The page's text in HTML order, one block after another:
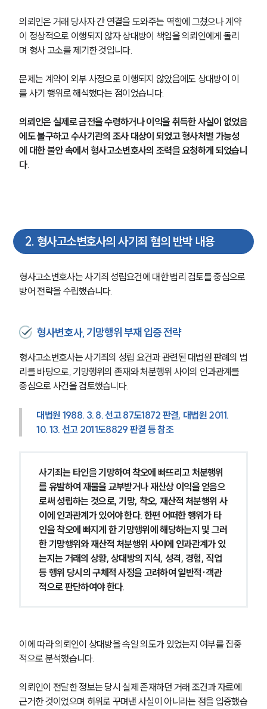
의뢰인은 거래 당사자 간 연결을 도와주는 역할에 그쳤으나 계약
이 정상적으로 이행되지 않자 상대방이 책임을 의뢰인에게 돌리
며 형사 고소를 제기한 것입니다.
문제는 계약이 외부 사정으로 이행되지 않았음에도 상대방이 이
를 사기 행위로 해석했다는 점이었습니다.
의뢰인은 실제로 금전을 수령하거나 이익을 취득한 사실이 없었음
에도 불구하고 수사기관의 조사 대상이 되었고 형사처벌 가능성
에 대한 불안 속에서 형사고소변호사의 조력을 요청하게 되었습니
다.
2. 형사고소변호사의 사기죄 혐의 반박 내용
형사고소변호사는 사기죄 성립요건에 대한 법리 검토를 중심으로
방어 전략을 수립했습니다.
형사변호사, 기망행위 부재 입증 전략
형사고소변호사는 사기죄의 성립 요건과 관련된 대법원 판례의 법
리를 바탕으로, 기망행위의 존재와 처분행위 사이의 인과관계를
중심으로 사건을 검토했습니다.
대법원 1988. 3. 8. 선고 87도1872 판결, 대법원 2011.
10. 13. 선고 2011도8829 판결 등 참조
사기죄는 타인을 기망하여 착오에 빠뜨리고 처분행위
를 유발하여 재물을 교부받거나 재산상 이익을 얻음으
로써 성립하는 것으로, 기망, 착오, 재산적 처분행위 사
이에 인과관계가 있어야 한다. 한편 어떠한 행위가 타
인을 착오에 빠지게 한 기망행위에 해당하는지 및 그러
한 기망행위와 재산적 처분행위 사이에 인과관계가 있
는지는 거래의 상황, 상대방의 지식, 성격, 경험, 직업
등 행위 당시의 구체적 사정을 고려하여 일반적·객관
적으로 판단하여야 한다.
이에 따라 의뢰인이 상대방을 속일 의도가 있었는지 여부를 집중
적으로 분석했습니다.
의뢰인이 전달한 정보는 당시 실제 존재하던 거래 조건과 자료에
근거한 것이었으며 허위로 꾸며낸 사실이 아니라는 점을 입증했습